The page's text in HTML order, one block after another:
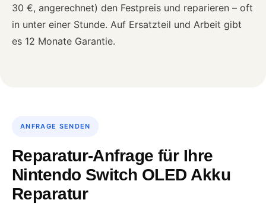
30 €, angerechnet) den Festpreis und reparieren – oft
in unter einer Stunde. Auf Ersatzteil und Arbeit gibt
es 12 Monate Garantie.
ANFRAGE SENDEN
Reparatur-Anfrage für Ihre
Nintendo Switch OLED Akku
Reparatur